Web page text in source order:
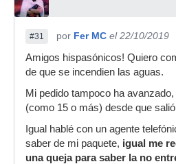
#31 por Fer MC el 22/10/2019
Amigos hispasónicos! Quiero
de que se incendien las aguas.
Mi pedido tampoco ha
(como 15 o más) desde que
Igual hablé con un agente
saber de mi paquete, igual me
una queja para saber la no